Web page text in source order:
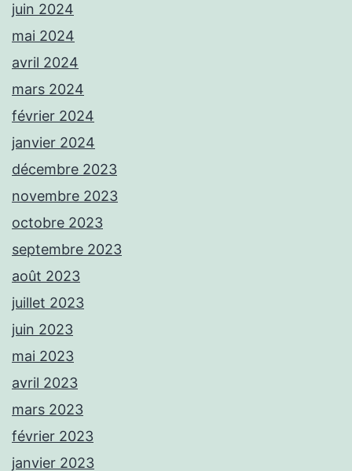
juin 2024
mai 2024
avril 2024
mars 2024
février 2024
janvier 2024
décembre 2023
novembre 2023
octobre 2023
septembre 2023
août 2023
juillet 2023
juin 2023
mai 2023
avril 2023
mars 2023
février 2023
janvier 2023